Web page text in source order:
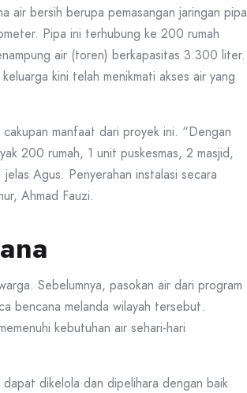
air bersih berupa pemasangan jaringan pipa
Pipa ini terhubung ke 200 rumah
air (toren) berkapasitas 3.300 liter.
kini telah menikmati akses air yang
manfaat dari proyek ini. “Dengan
200 rumah, 1 unit puskesmas, 2 masjid,
Agus. Penyerahan instalasi secara
Ahmad Fauzi.
Sebelumnya, pasokan air dari program
bencana melanda wilayah tersebut.
kebutuhan air sehari-hari
dikelola dan dipelihara dengan baik